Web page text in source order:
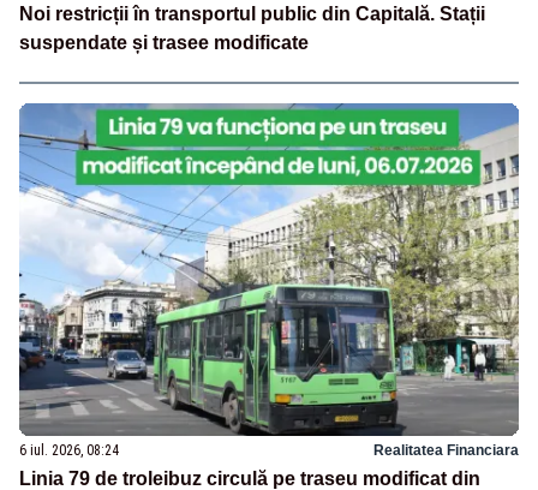
Noi restricții în transportul public din Capitală. Stații
suspendate și trasee modificate
6 iul. 2026, 08:24 Realitatea Financiara
Linia 79 de troleibuz circulă pe traseu modificat din